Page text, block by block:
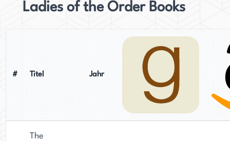
Ladies of the Order Books
# Titel Jahr
The